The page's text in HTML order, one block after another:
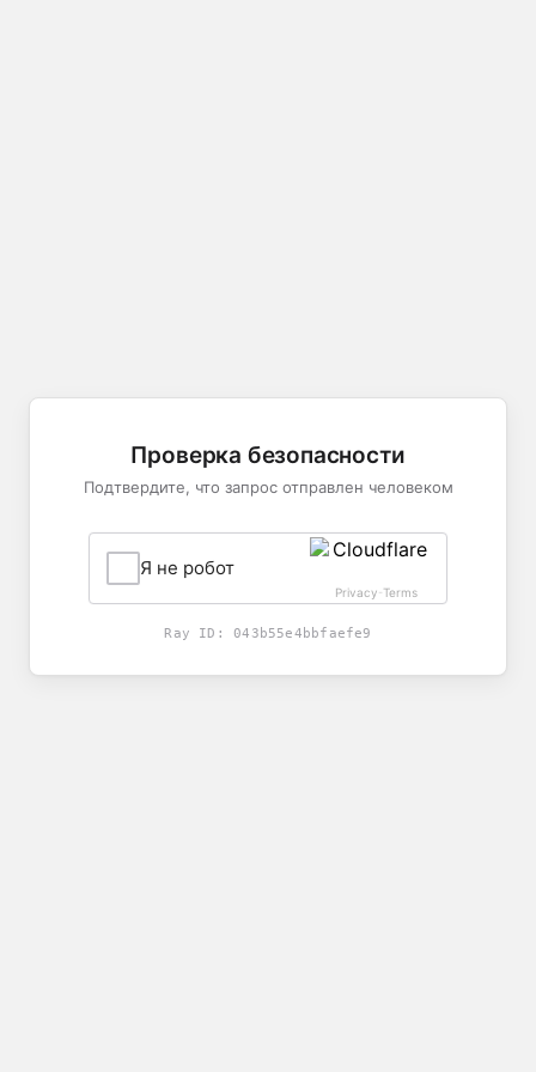
Проверка безопасности
Подтвердите, что запрос отправлен человеком
Я не робот
Privacy-Terms
Ray ID: 043b55e4bbfaefe9